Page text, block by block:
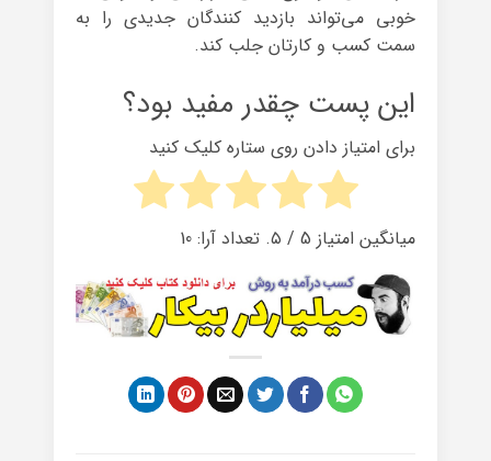
خوبی می‌تواند بازدید کنندگان جدیدی را به
سمت کسب و کارتان جلب کند.
این پست چقدر مفید بود؟
برای امتیاز دادن روی ستاره کلیک کنید
میانگین امتیاز 5/ ۵. تعداد آرا: 10